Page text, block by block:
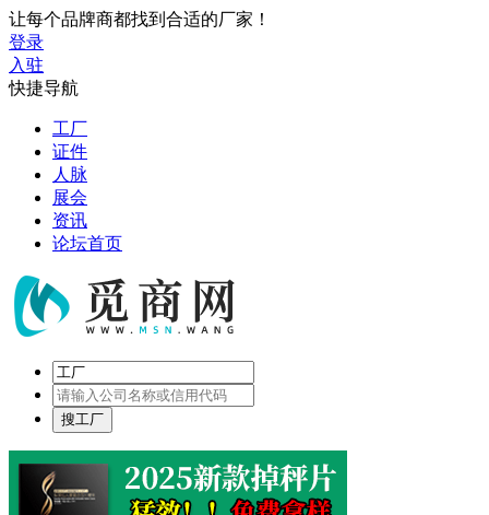
让每个品牌商都找到合适的厂家！
登录
入驻
快捷导航
工厂
证件
人脉
展会
资讯
论坛首页